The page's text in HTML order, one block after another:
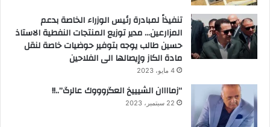
تنفيذاً لمبادرة رئيس الوزراء الخاصة بدعم
المزارعين… مدير توزيع المنتجات النفطية الاستاذ
حسين طالب يوجه بتوفير حوضيات خاصة لنقل
مادة الكاز وإيصالها الى الفلاحين
4 مايو، 2023
“زماااان الشيييخ العگروووك عالرگ”..!!
22 سبتمبر، 2023